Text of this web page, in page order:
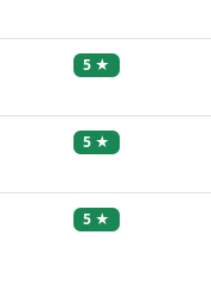
5 ★
5 ★
5 ★